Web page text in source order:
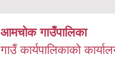
आमचोक गाउँपालिका
गाउँ कार्यपालिकाको